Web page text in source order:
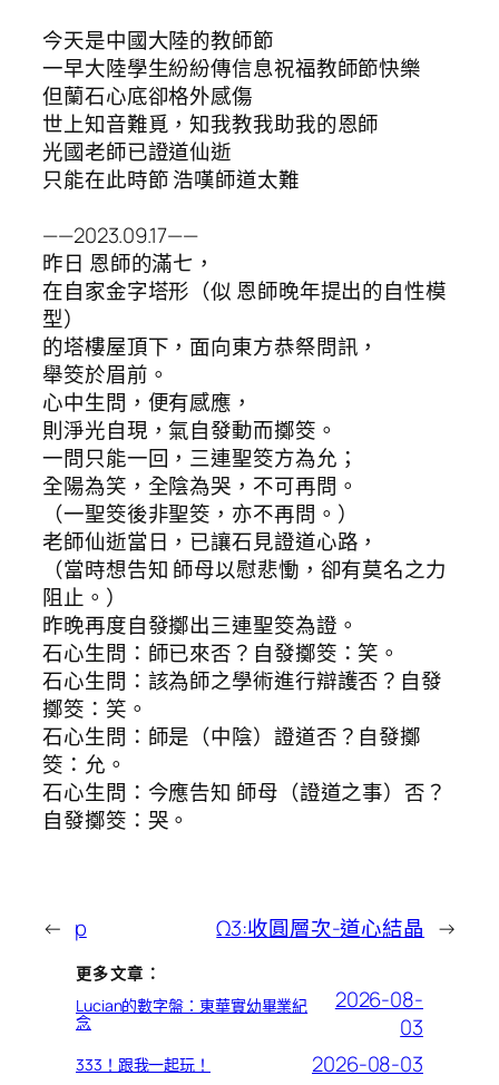
今天是中國大陸的教師節
一早大陸學生紛紛傳信息祝福教師節快樂
但蘭石心底卻格外感傷
世上知音難覓，知我教我助我的恩師
光國老師已證道仙逝
只能在此時節 浩嘆師道太難
——2023.09.17——
昨日 恩師的滿七，
在自家金字塔形（似 恩師晚年提出的自性模
型）
的塔樓屋頂下，面向東方恭祭問訊，
舉筊於眉前。
心中生問，便有感應，
則淨光自現，氣自發動而擲筊。
一問只能一回，三連聖筊方為允；
全陽為笑，全陰為哭，不可再問。
（一聖筊後非聖筊，亦不再問。）
老師仙逝當日，已讓石見證道心路，
（當時想告知 師母以慰悲慟，卻有莫名之力
阻止。）
昨晚再度自發擲出三連聖筊為證。
石心生問：師已來否？自發擲筊：笑。
石心生問：該為師之學術進行辯護否？自發
擲筊：笑。
石心生問：師是（中陰）證道否？自發擲
筊：允。
石心生問：今應告知 師母（證道之事）否？
自發擲筊：哭。
← p Ω3:收圓層次-道心結晶 →
更多文章：
Lucian的數字盤：東華實幼畢業紀
念
2026-08-
03
333！跟我一起玩！ 2026-08-03